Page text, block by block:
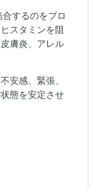
するのをブロ
スタミンを阻
膚炎、アレル
安感、緊張、
態を安定させ